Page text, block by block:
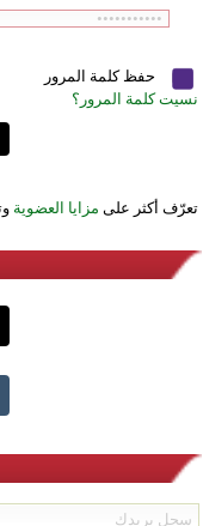
حفظ كلمة المرور
نسيت كلمة المرور؟
تعرّف أكثر على مزايا العضوية